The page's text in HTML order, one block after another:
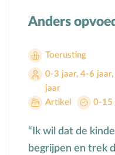
Toerusting & Advies
Online cursussen
Opvoedkringen
Boekentips voor
Anders
Toerusting
0-3 jaar, 4-6 jaar,
jaar
Artikel
0-15
“Ik wil dat de
begrijpen en trek